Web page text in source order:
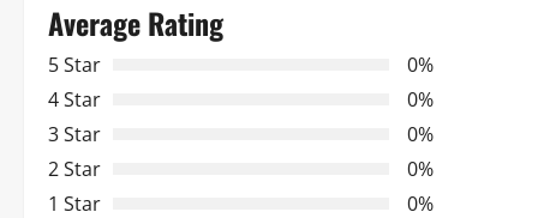
g
a
c
i
Average Rating
5 Star
0%
4 Star
0%
3 Star
0%
2 Star
0%
1 Star
0%